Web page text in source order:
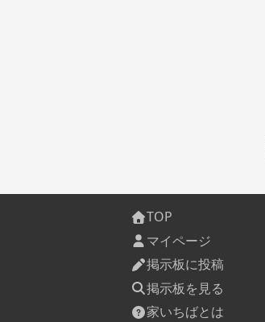
TOP
マイページ
掲示板に投稿
掲示板を見る
家いちばとは